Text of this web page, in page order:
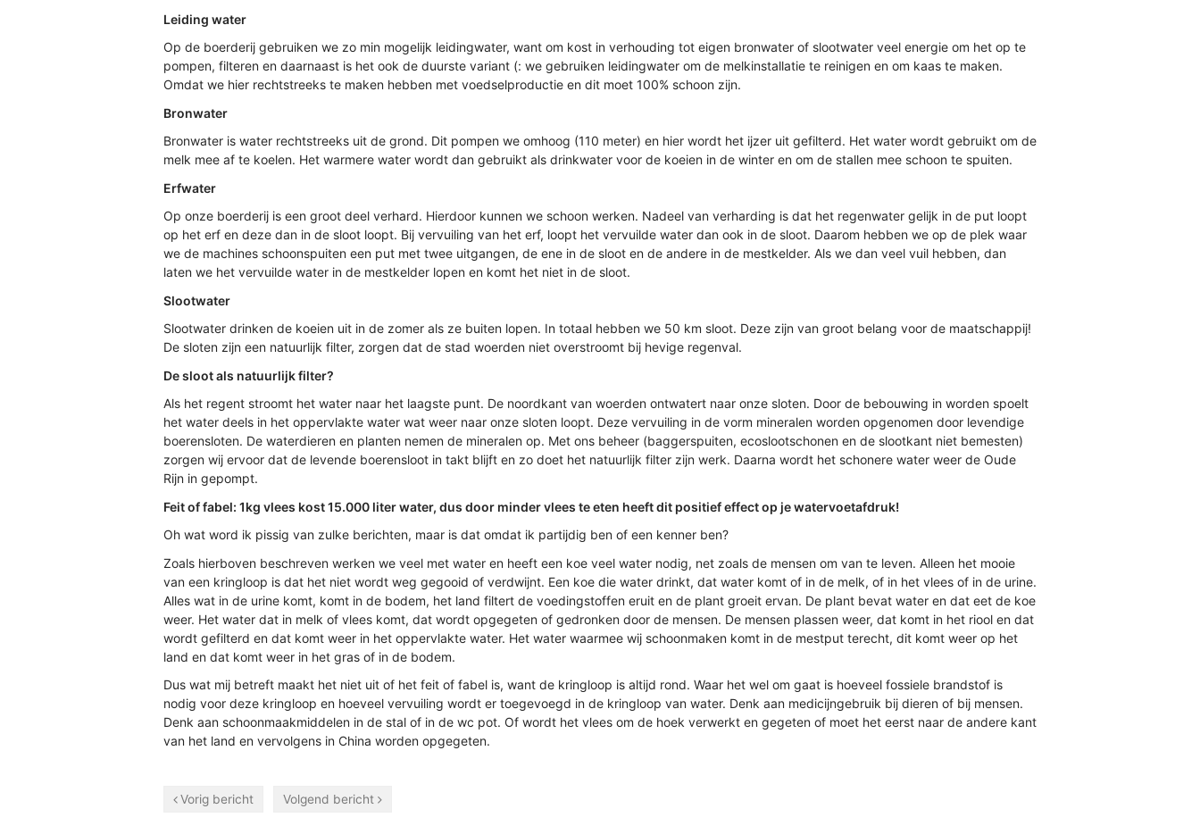
Leiding water
Op de boerderij gebruiken we zo min mogelijk leidingwater, want om kost in verhouding tot eigen bronwater of slootwater veel energie om het op te
pompen, filteren en daarnaast is het ook de duurste variant (: we gebruiken leidingwater om de melkinstallatie te reinigen en om kaas te maken.
Omdat we hier rechtstreeks te maken hebben met voedselproductie en dit moet 100% schoon zijn.
Bronwater
Bronwater is water rechtstreeks uit de grond. Dit pompen we omhoog (110 meter) en hier wordt het ijzer uit gefilterd. Het water wordt gebruikt om de
melk mee af te koelen. Het warmere water wordt dan gebruikt als drinkwater voor de koeien in de winter en om de stallen mee schoon te spuiten.
Erfwater
Op onze boerderij is een groot deel verhard. Hierdoor kunnen we schoon werken. Nadeel van verharding is dat het regenwater gelijk in de put loopt
op het erf en deze dan in de sloot loopt. Bij vervuiling van het erf, loopt het vervuilde water dan ook in de sloot. Daarom hebben we op de plek waar
we de machines schoonspuiten een put met twee uitgangen, de ene in de sloot en de andere in de mestkelder. Als we dan veel vuil hebben, dan
laten we het vervuilde water in de mestkelder lopen en komt het niet in de sloot.
Slootwater
Slootwater drinken de koeien uit in de zomer als ze buiten lopen. In totaal hebben we 50 km sloot. Deze zijn van groot belang voor de maatschappij!
De sloten zijn een natuurlijk filter, zorgen dat de stad woerden niet overstroomt bij hevige regenval.
De sloot als natuurlijk filter?
Als het regent stroomt het water naar het laagste punt. De noordkant van woerden ontwatert naar onze sloten. Door de bebouwing in worden spoelt
het water deels in het oppervlakte water wat weer naar onze sloten loopt. Deze vervuiling in de vorm mineralen worden opgenomen door levendige
boerensloten. De waterdieren en planten nemen de mineralen op. Met ons beheer (baggerspuiten, ecoslootschonen en de slootkant niet bemesten)
zorgen wij ervoor dat de levende boerensloot in takt blijft en zo doet het natuurlijk filter zijn werk. Daarna wordt het schonere water weer de Oude
Rijn in gepompt.
Feit of fabel: 1kg vlees kost 15.000 liter water, dus door minder vlees te eten heeft dit positief effect op je watervoetafdruk!
Oh wat word ik pissig van zulke berichten, maar is dat omdat ik partijdig ben of een kenner ben?
Zoals hierboven beschreven werken we veel met water en heeft een koe veel water nodig, net zoals de mensen om van te leven. Alleen het mooie
van een kringloop is dat het niet wordt weg gegooid of verdwijnt. Een koe die water drinkt, dat water komt of in de melk, of in het vlees of in de urine.
Alles wat in de urine komt, komt in de bodem, het land filtert de voedingstoffen eruit en de plant groeit ervan. De plant bevat water en dat eet de koe
weer. Het water dat in melk of vlees komt, dat wordt opgegeten of gedronken door de mensen. De mensen plassen weer, dat komt in het riool en dat
wordt gefilterd en dat komt weer in het oppervlakte water. Het water waarmee wij schoonmaken komt in de mestput terecht, dit komt weer op het
land en dat komt weer in het gras of in de bodem.
Dus wat mij betreft maakt het niet uit of het feit of fabel is, want de kringloop is altijd rond. Waar het wel om gaat is hoeveel fossiele brandstof is
nodig voor deze kringloop en hoeveel vervuiling wordt er toegevoegd in de kringloop van water. Denk aan medicijngebruik bij dieren of bij mensen.
Denk aan schoonmaakmiddelen in de stal of in de wc pot. Of wordt het vlees om de hoek verwerkt en gegeten of moet het eerst naar de andere kant
van het land en vervolgens in China worden opgegeten.
Vorig bericht Volgend bericht